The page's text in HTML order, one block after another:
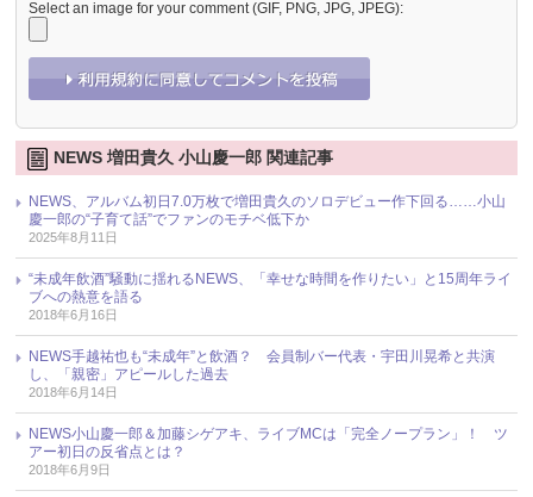
Select an image for your comment (GIF, PNG, JPG, JPEG):
NEWS 増田貴久 小山慶一郎 関連記事
NEWS、アルバム初日7.0万枚で増田貴久のソロデビュー作下回る……小山
慶一郎の“子育て話”でファンのモチベ低下か
2025年8月11日
“未成年飲酒”騒動に揺れるNEWS、「幸せな時間を作りたい」と15周年ライ
ブへの熱意を語る
2018年6月16日
NEWS手越祐也も“未成年”と飲酒？ 会員制バー代表・宇田川晃希と共演
し、「親密」アピールした過去
2018年6月14日
NEWS小山慶一郎＆加藤シゲアキ、ライブMCは「完全ノープラン」！ ツ
アー初日の反省点とは？
2018年6月9日